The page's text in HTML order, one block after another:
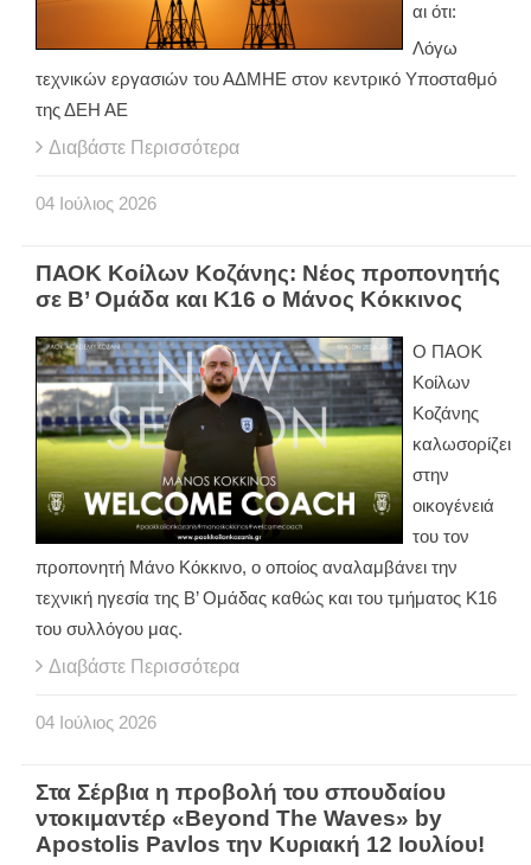
αι ότι:
Λόγω
τεχνικών εργασιών του ΑΔΜΗΕ στον κεντρικό Υποσταθμό
της ΔΕΗ ΑΕ
Διαβάστε Περισσότερα
04 Ιούλιος 2026
ΠΑΟΚ Κοίλων Κοζάνης: Νέος προπονητής
σε Β’ Ομάδα και Κ16 ο Μάνος Κόκκινος
Ο ΠΑΟΚ
Κοίλων
Κοζάνης
καλωσορίζει
στην
οικογένειά
του τον
προπονητή Μάνο Κόκκινο, ο οποίος αναλαμβάνει την
τεχνική ηγεσία της Β’ Ομάδας καθώς και του τμήματος Κ16
του συλλόγου μας.
Διαβάστε Περισσότερα
04 Ιούλιος 2026
Στα Σέρβια η προβολή του σπουδαίου
ντοκιμαντέρ «Beyond The Waves» by
Apostolis Pavlos την Κυριακή 12 Ιουλίου!